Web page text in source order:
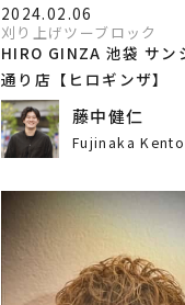
2024.02.06
刈り上げツーブロック
HIRO GINZA 池袋 サン
通り店【ヒロギンザ】
藤中健仁
Fujinaka Kento